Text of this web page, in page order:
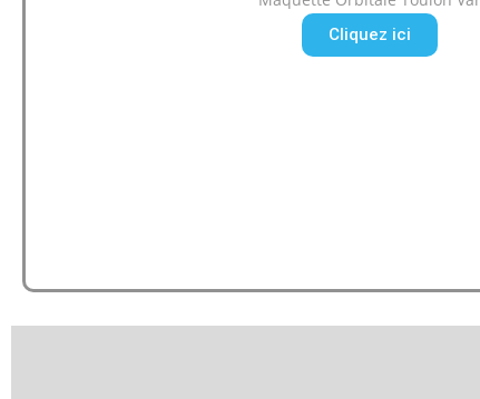
Cliquez ici